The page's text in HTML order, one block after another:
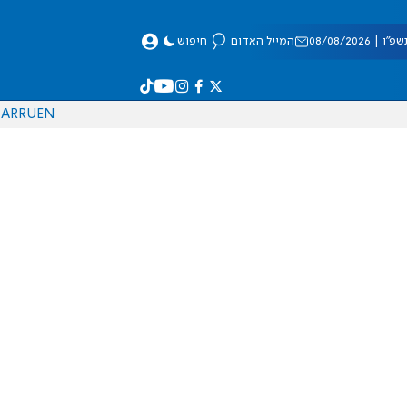
08/2026 המייל האדום חיפוש
EN
RU
AR